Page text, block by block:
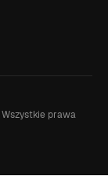
Wszystkie prawa